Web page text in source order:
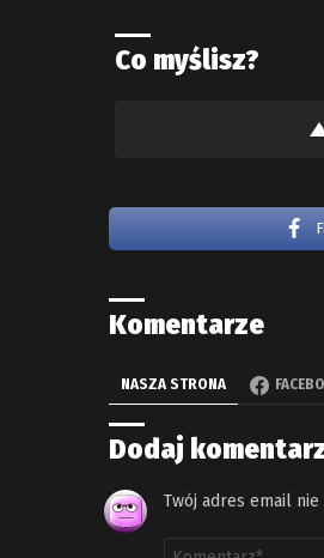
Co myślisz?
Komentarze
NASZA STRONA
Dodaj
Twój adres email
Komentarz